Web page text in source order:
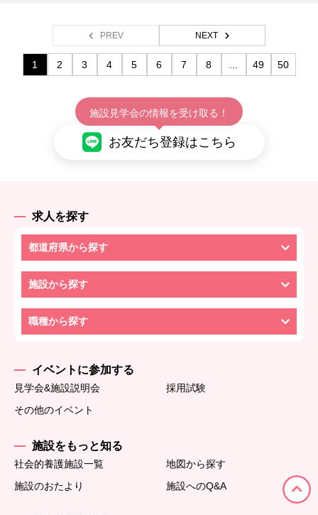
PREV NEXT
1 2 3 4 5 6 7 8 49 50
施設見学会の情報を受け取る！
お友だち登録はこちら
求人を探す
都道府県から探す
施設から探す
職種から探す
イベントに参加する
見学会&施設説明会
採用試験
その他のイベント
施設をもっと知る
社会的養護施設一覧
地図から探す
施設のおたより
施設へのQ&A